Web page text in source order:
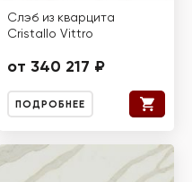
Слэб из кварцита
Cristallo Vittro
от 340 217 ₽
ПОДРОБНЕЕ